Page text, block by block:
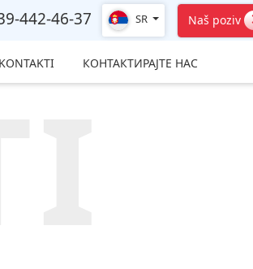
442-46-37 SR Naš poziv
KONTAKTI КОНТАКТИРАЈТЕ НАС